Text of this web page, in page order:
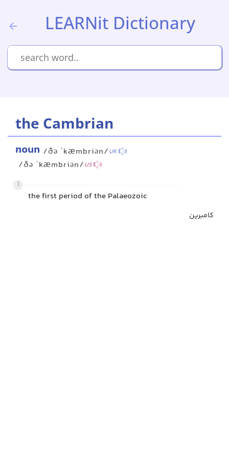
LEARNit Dictionary
the Cambrian
noun /ðə ˈkæmbriən/UK
/ðə ˈkæmbriən/US
1
the first period of the Palaeozoic
کامبرین